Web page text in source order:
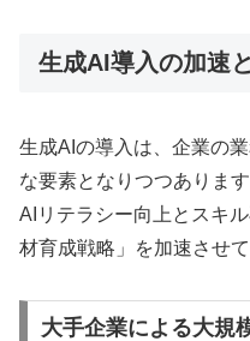
生成AI導入の加速
生成AIの導入は、企業の
な要素となりつつありま
AIリテラシー向上とスキ
材育成戦略」を加速させて
大手企業による大規